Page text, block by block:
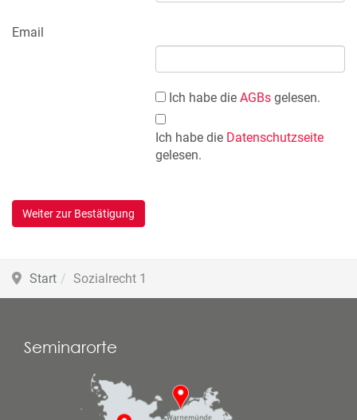
Email
Ich habe die AGBs gelesen.
Ich habe die Datenschutzseite
gelesen.
Weiter zur Bestätigung
Start Sozialrecht 1
Seminarorte